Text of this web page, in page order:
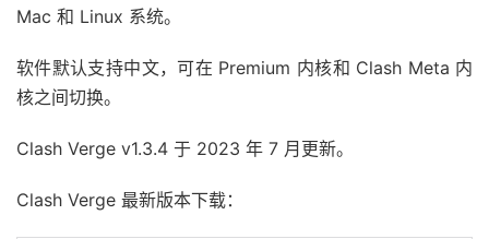
Mac 和 Linux 系统。
软件默认支持中文，可在 Premium 内核和 Clash Meta 内
核之间切换。
Clash Verge v1.3.4 于 2023 年 7 月更新。
Clash Verge 最新版本下载：